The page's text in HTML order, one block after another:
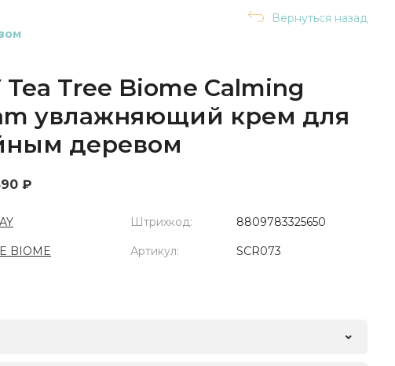
Вернуться назад
Tea Tree Biome Calming
увлажняющий крем для
деревом
₽
Штрихкод: 8809783325650
BIOME Артикул: SCR073